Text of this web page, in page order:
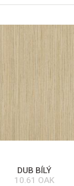
DUB BÍLÝ
10.61 OAK